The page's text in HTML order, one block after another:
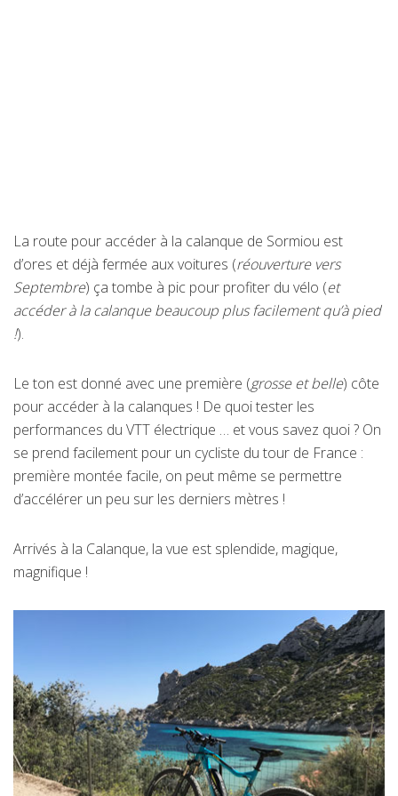
La route pour accéder à la calanque de Sormiou est
d’ores et déjà fermée aux voitures (réouverture vers
Septembre) ça tombe à pic pour profiter du vélo (et
accéder à la calanque beaucoup plus facilement qu’à pied
!).
Le ton est donné avec une première (grosse et belle) côte
pour accéder à la calanques ! De quoi tester les
performances du VTT électrique … et vous savez quoi ? On
se prend facilement pour un cycliste du tour de France :
première montée facile, on peut même se permettre
d’accélérer un peu sur les derniers mètres !
Arrivés à la Calanque, la vue est splendide, magique,
magnifique !